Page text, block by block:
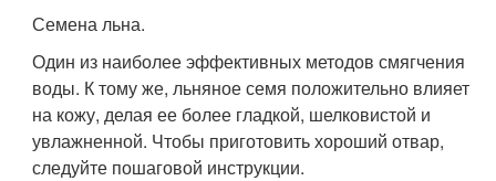
Семена льна.
Один из наиболее эффективных методов смягчения
воды. К тому же, льняное семя положительно влияет
на кожу, делая ее более гладкой, шелковистой и
увлажненной. Чтобы приготовить хороший отвар,
следуйте пошаговой инструкции.